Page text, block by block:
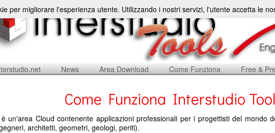
News Area Download Come Funziona Free &
Come Funziona Interstudio
un'area Cloud contenente applicazioni professionali per i progettisti del mondo
architetti, geometri, geologi, periti).
per migliorare l'esperienza utente. Utilizzando i nostri servizi, l'utente accetta le